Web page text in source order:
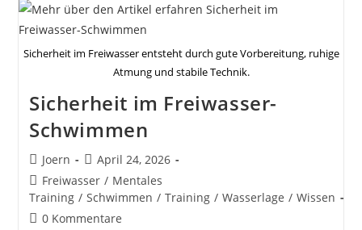
Erwachsener
Sicherheit im Freiwasser entsteht durch gute Vorbereitung, ruhige
Atmung und stabile Technik.
Sicherheit im Freiwasser-
Schwimmen
Beitrags-
Autor:
Joern
Beitrag
veröffentlicht:
April 24, 2026
Beitrags-
Kategorie:
Freiwasser / Mentales
Training / Schwimmen / Training / Wasserlage / Wissen
Beitrags-
0 Kommentare